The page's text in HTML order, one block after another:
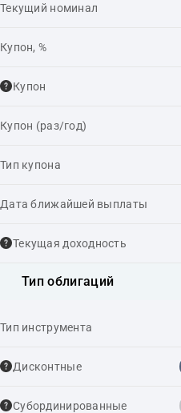
Текущий номинал
Купон, %
Купон
Купон (раз/год)
Тип купона
Дата ближайшей выплаты
Текущая доходность
Тип облигаций
Тип инструмента
Дисконтные
Cубординированные